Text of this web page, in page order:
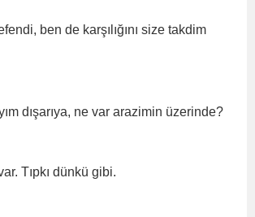
ben de karşılığını size takdim
dışarıya, ne var arazimin üzerinde?
Tıpkı dünkü gibi.